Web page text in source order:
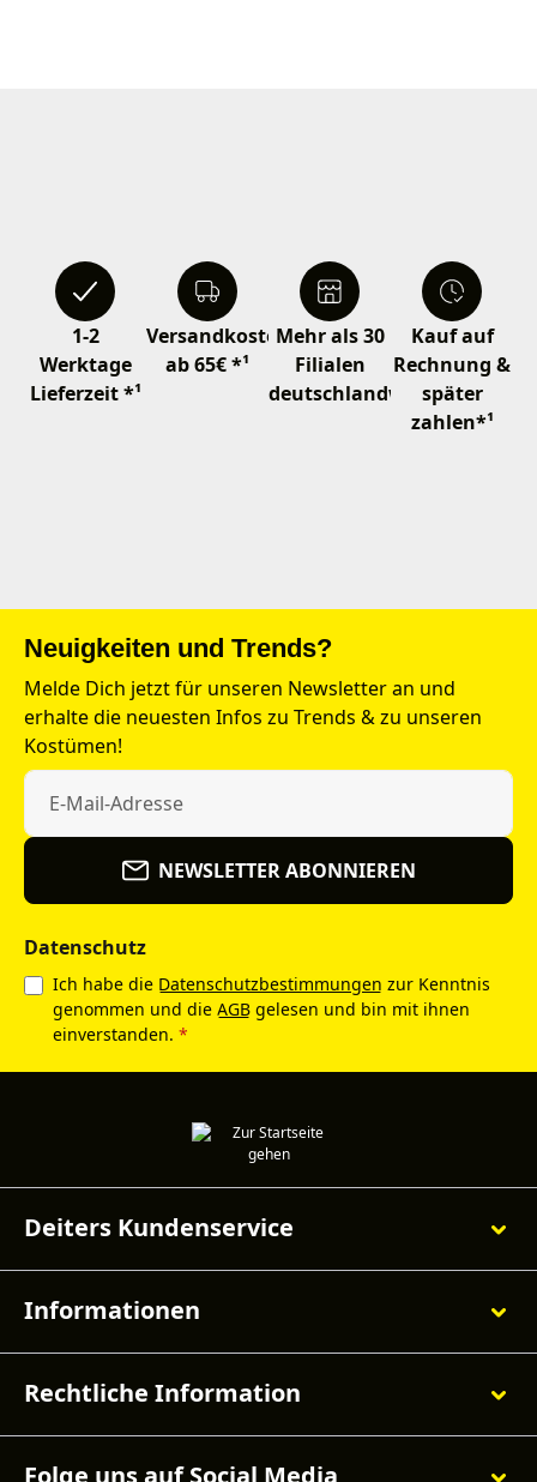
1-2
Werktage
Lieferzeit *¹
Versandkostenfrei
ab 65€ *¹
Mehr als 30
Filialen
deutschlandweit
Kauf auf
Rechnung &
später
zahlen*¹
Neuigkeiten und Trends?
Melde Dich jetzt für unseren Newsletter an und
erhalte die neuesten Infos zu Trends & zu unseren
Kostümen!
NEWSLETTER ABONNIEREN
Datenschutz
Ich habe die Datenschutzbestimmungen zur Kenntnis
genommen und die AGB gelesen und bin mit ihnen
einverstanden. *
Deiters Kundenservice
Informationen
Rechtliche Information
Folge uns auf Social Media